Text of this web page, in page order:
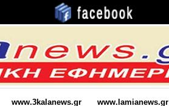
www.3kalanews.gr www.lamianews.gr